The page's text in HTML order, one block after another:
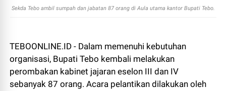
Sekda Tebo ambil sumpah dan jabatan 87 orang di Aula utama kantor Bupati Tebo.
TEBOONLINE.ID - Dalam memenuhi kebutuhan
organisasi, Bupati Tebo kembali melakukan
perombakan kabinet jajaran eselon III dan IV
sebanyak 87 orang. Acara pelantikan dilakukan oleh